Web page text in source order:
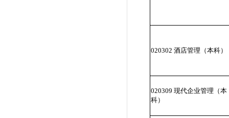
020302 酒店管理（本科）
020309 现代企业管理（本
科）